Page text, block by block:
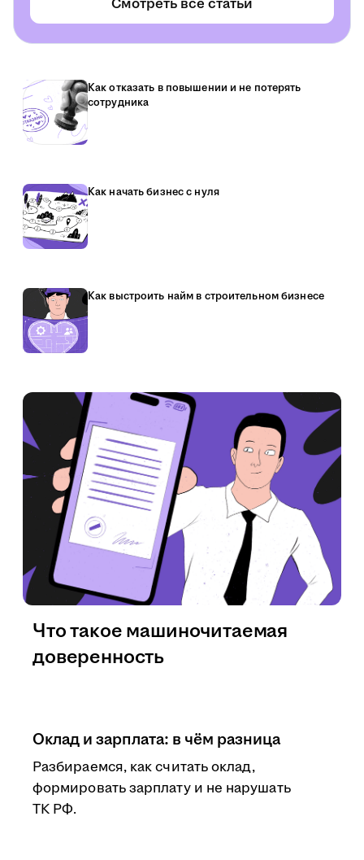
Смотреть все статьи
Как отказать в повышении и не потерять
сотрудника
Как начать бизнес с нуля
Как выстроить найм в строительном бизнесе
Оклад и зарплата: в чём разница
Разбираемся, как считать оклад,
формировать зарплату и не нарушать
ТК РФ.
Что такое машиночитаемая
доверенность